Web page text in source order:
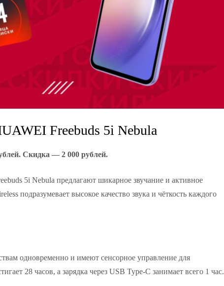
Freebuds 5i Nebula
Скидка — 2 000 рублей.
5i Nebula предлагают шикарное звучание и активное
подразумевает высокое качество звука и чёткость каждого
одновременно и имеют сенсорное управление для
28 часов, а зарядка через USB Type-C занимает всего 1 час.